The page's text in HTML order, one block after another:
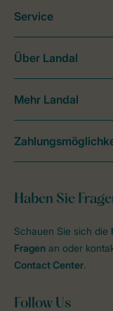
Haben Sie
Schauen Sie sich die
Fragen an oder
Contact Center.
Follow Us
Service
Über Landal
Mehr Landal